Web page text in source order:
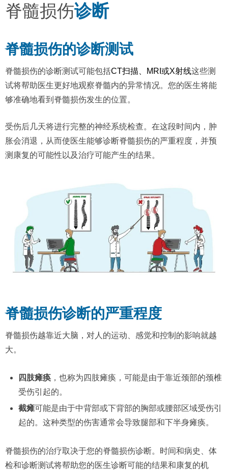
脊髓损伤诊断
脊髓损伤的诊断测试
脊髓损伤的诊断测试可能包括CT扫描、MRI或X射线这些测
试将帮助医生更好地观察脊髓内的异常情况。您的医生将能
够准确地看到脊髓损伤发生的位置。
受伤后几天将进行完整的神经系统检查。在这段时间内，肿
胀会消退，从而使医生能够诊断脊髓损伤的严重程度，并预
测康复的可能性以及治疗可能产生的结果。
脊髓损伤诊断的严重程度
脊髓损伤越靠近大脑，对人的运动、感觉和控制的影响就越
大。
四肢瘫痪，也称为四肢瘫痪，可能是由于靠近颈部的颈椎
受伤引起的。
截瘫可能是由于中背部或下背部的胸部或腰部区域受伤引
起的。这种类型的伤害通常会导致腿部和下半身瘫痪。
脊髓损伤的治疗取决于您的脊髓损伤诊断。时间和病史、体
检和诊断测试将帮助您的医生诊断可能的结果和康复的机